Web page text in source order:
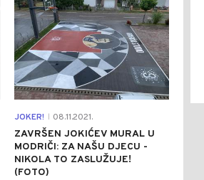
JOKER! 08.11.2021.
ZAVRŠEN JOKIĆEV MURAL U
MODRIČI: ZA NAŠU DJECU -
NIKOLA TO ZASLUŽUJE!
(FOTO)